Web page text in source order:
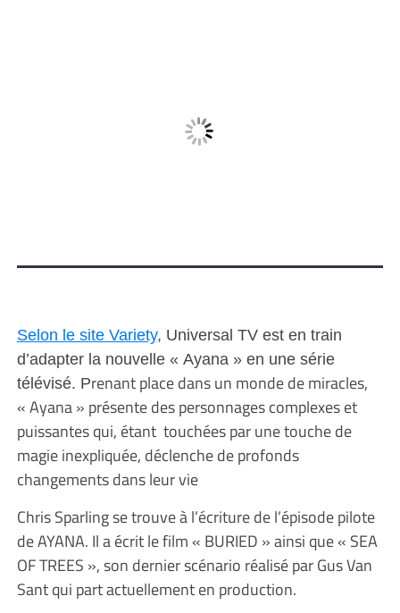
Selon le site Variety, Universal TV est en train
d’adapter la nouvelle « Ayana » en une série
télévisé. Prenant place dans un monde de miracles,
« Ayana » présente des personnages complexes et
puissantes qui, étant touchées par une touche de
magie inexpliquée, déclenche de profonds
changements dans leur vie
Chris Sparling se trouve à l’écriture de l’épisode pilote
de AYANA. Il a écrit le film « BURIED » ainsi que « SEA
OF TREES », son dernier scénario réalisé par Gus Van
Sant qui part actuellement en production.